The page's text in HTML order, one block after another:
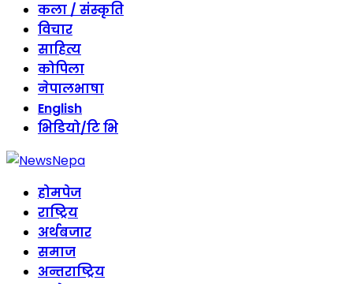
कला / संस्कृति
विचार
साहित्य
कोपिला
नेपालभाषा
English
भिडियो/टि भि
होमपेज
राष्ट्रिय
अर्थबजार
समाज
अन्तराष्ट्रिय